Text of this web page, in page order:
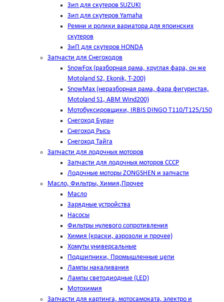
Зип для скутеров SUZUKI
Зип для скутеров Yamaha
Ремни и ролики вариатора для япоинских
скутеров
ЗиП для скутеров HONDA
Запчасти для Снегоходов
SnowFox (разборная рама, круглая фара, он же
Motoland S2, Ekonik, T-200)
SnowMax (неразборная рама, фара фигуристая,
Motoland S1, ABM Wind200)
Мотобуксировщики, IRBIS DINGO Т110/Т125/150
Снегоход Буран
Снегоход Рысь
Снегоход Тайга
Запчасти для лодочных моторов
Запчасти для лодочных моторов СССР
Лодочные моторы ZONGSHEN и запчасти
Масло, Фильтры, Химия,Прочее
Масло
Зарядные устройства
Насосы
Фильтры нулевого сопротивления
Химия (краски, аэрозоли и прочее)
Хомуты универсальные
Подшипники, Промышленные цепи
Лампы накаливания
Лампы светодиодные (LED)
Мотохимия
Запчасти для картинга, мотосамоката, электро и